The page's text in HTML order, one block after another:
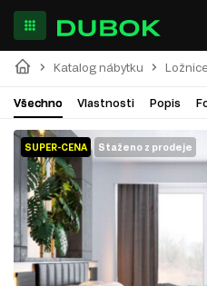
Katalog nábytku
Všechno Vlastnosti Popis
SUPER-CENA Staženo z prodeje